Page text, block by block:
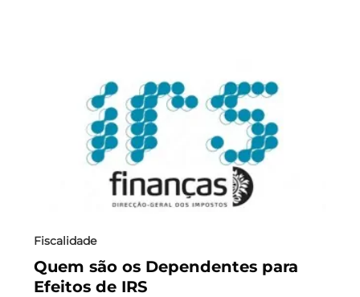
Fiscalidade
Quem são os Dependentes para
Efeitos de IRS